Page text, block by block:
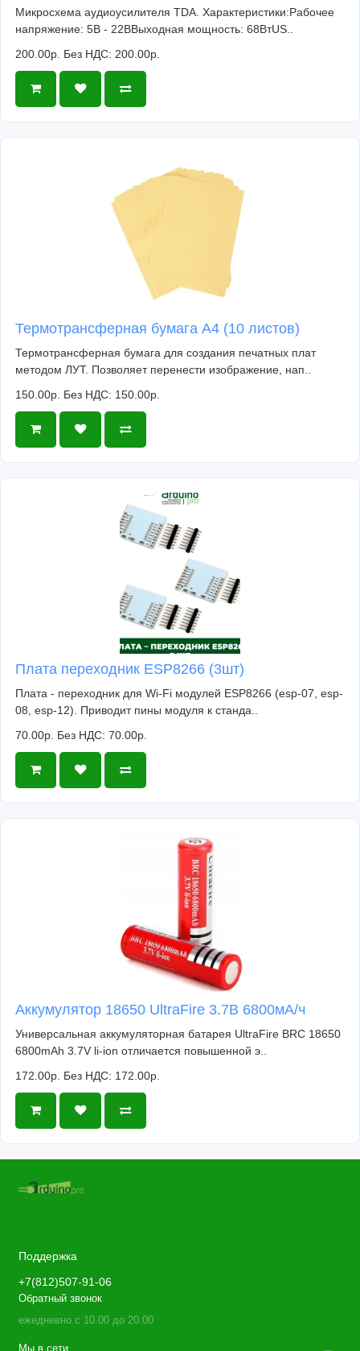
Микросхема аудиоусилителя TDA. Характеристики:Рабочее
напряжение: 5В - 22ВВыходная мощность: 68ВтUS..
200.00р. Без НДС: 200.00р.
Термотрансферная бумага А4 (10 листов)
Термотрансферная бумага для создания печатных плат
методом ЛУТ. Позволяет перенести изображение, нап..
150.00р. Без НДС: 150.00р.
Плата переходник ESP8266 (3шт)
Плата - переходник для Wi-Fi модулей ESP8266 (esp-07, esp-
08, esp-12). Приводит пины модуля к станда..
70.00р. Без НДС: 70.00р.
Аккумулятор 18650 UltraFire 3.7В 6800мА/ч
Универсальная аккумуляторная батарея UltraFire BRC 18650
6800mAh 3.7V li-ion отличается повышенной э..
172.00р. Без НДС: 172.00р.
Поддержка
+7(812)507-91-06
Обратный звонок
ежедневно с 10.00 до 20.00
Мы в сети